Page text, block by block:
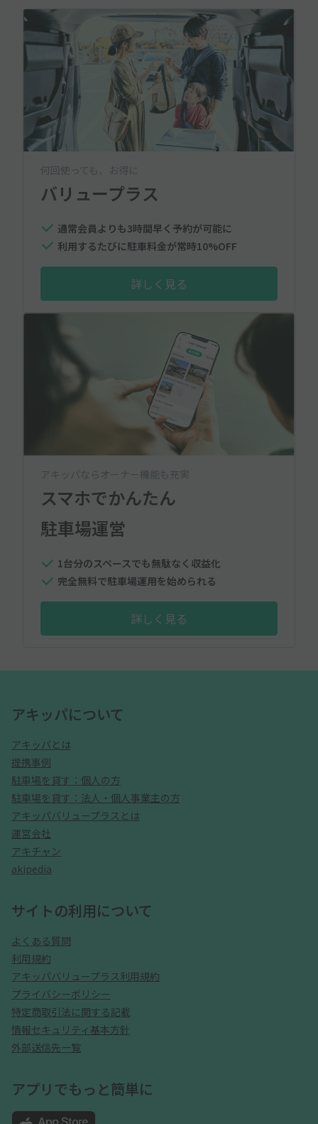
何回使っても、お得に
バリュープラス
通常会員よりも3時間早く予約が可能に
利用するたびに駐車料金が常時10%OFF
詳しく見る
アキッパならオーナー機能も充実
スマホでかんたん
駐車場運営
1台分のスペースでも無駄なく収益化
完全無料で駐車場運用を始められる
詳しく見る
アキッパについて
アキッパとは
提携事例
駐車場を貸す：個人の方
駐車場を貸す：法人・個人事業主の方
アキッパバリュープラスとは
運営会社
アキチャン
akipedia
サイトの利用について
よくある質問
利用規約
アキッパバリュープラス利用規約
プライバシーポリシー
特定商取引法に関する記載
情報セキュリティ基本方針
外部送信先一覧
アプリでもっと簡単に